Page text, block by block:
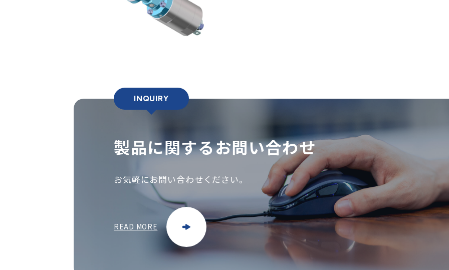
INQUIRY
製品に関するお問い合わせ
お気軽にお問い合わせください。
READ MORE